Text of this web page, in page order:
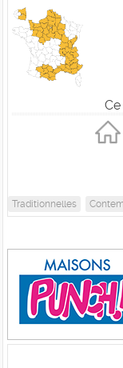
Traditionnelles